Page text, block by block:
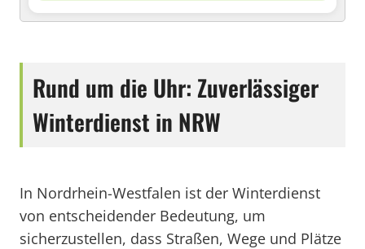
Rund um die Uhr: Zuverlässiger
Winterdienst in NRW
In Nordrhein-Westfalen ist der Winterdienst
von entscheidender Bedeutung, um
sicherzustellen, dass Straßen, Wege und Plätze